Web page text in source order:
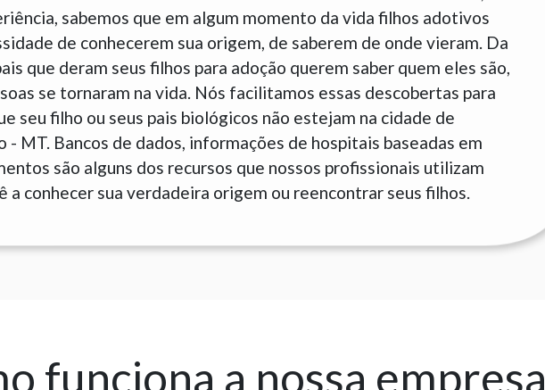
sabemos que em algum momento da vida filhos adotivos
de conhecerem sua origem, de saberem de onde vieram. Da
que deram seus filhos para adoção querem saber quem eles são,
se tornaram na vida. Nós facilitamos essas descobertas para
seu filho ou seus pais biológicos não estejam na cidade de
- MT. Bancos de dados, informações de hospitais baseadas em
são alguns dos recursos que nossos profissionais utilizam
a conhecer sua verdadeira origem ou reencontrar seus filhos.
funciona a nossa empresa